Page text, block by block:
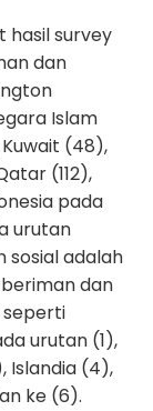
hasil survey
dan
Islam
(48),
(112),
pada
urutan
sosial adalah
dan
seperti
urutan (1),
Islandia (4),
ke (6).